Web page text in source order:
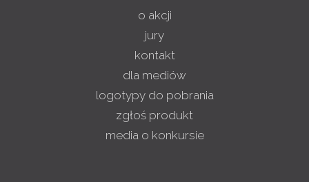
o akcji
jury
kontakt
dla mediów
logotypy do pobrania
zgłoś produkt
media o konkursie